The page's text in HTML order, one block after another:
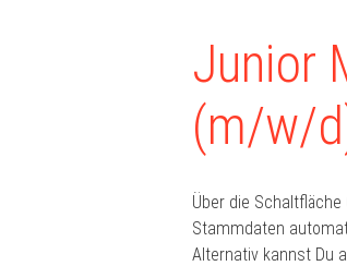
Junior
(m/w/
Über die
Stammdaten
Alternativ kannst Du